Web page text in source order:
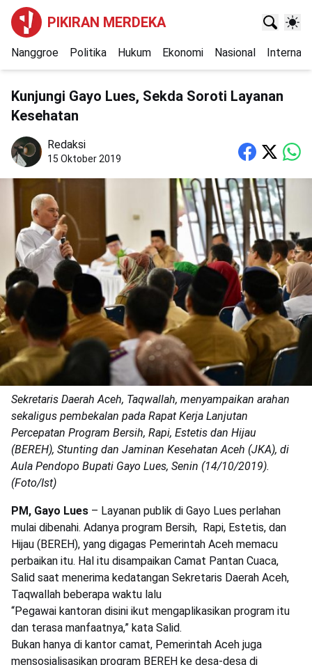
PIKIRAN MERDEKA
Nanggroe Politika Hukum Ekonomi Nasional
Kunjungi Gayo Lues, Sekda Soroti Layanan
Kesehatan
Redaksi
15 Oktober 2019
Sekretaris Daerah Aceh, Taqwallah, menyampaikan arahan
sekaligus pembekalan pada Rapat Kerja Lanjutan
Percepatan Program Bersih, Rapi, Estetis dan Hijau
(BEREH), Stunting dan Jaminan Kesehatan Aceh (JKA), di
Aula Pendopo Bupati Gayo Lues, Senin (14/10/2019).
(Foto/Ist)
PM, Gayo Lues – Layanan publik di Gayo Lues perlahan
mulai dibenahi. Adanya program Bersih, Rapi, Estetis, dan
Hijau (BEREH), yang digagas Pemerintah Aceh memacu
perbaikan itu. Hal itu disampaikan Camat Pantan Cuaca,
Salid saat menerima kedatangan Sekretaris Daerah Aceh,
Taqwallah beberapa waktu lalu
“Pegawai kantoran disini ikut mengaplikasikan program itu
dan terasa manfaatnya,” kata Salid.
Bukan hanya di kantor camat, Pemerintah Aceh juga
mensosialisasikan program BEREH ke desa-desa di